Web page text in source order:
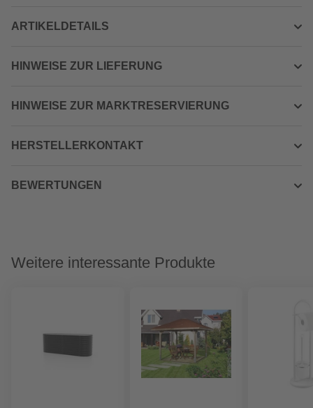
ARTIKELDETAILS
HINWEISE ZUR LIEFERUNG
HINWEISE ZUR MARKTRESERVIERUNG
HERSTELLERKONTAKT
BEWERTUNGEN
Weitere interessante Produkte